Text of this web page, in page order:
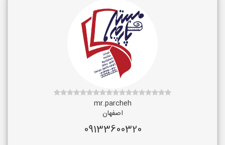
mr.parcheh
اصفهان
09133600320